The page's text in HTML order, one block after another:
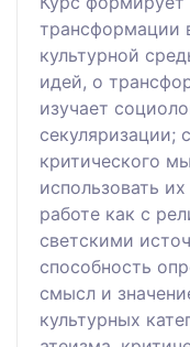
трансформации
культурной
идей, о
изучает
секуляризации;
критического
использовать
работе как с
светскими
способность
смысл и
культурных